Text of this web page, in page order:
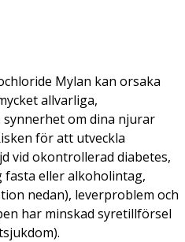
Mylan kan orsaka
allvarliga,
om dina njurar
för att utveckla
vid okontrollerad diabetes,
eller alkoholintag,
nedan), leverproblem och
har minskad syretillförsel